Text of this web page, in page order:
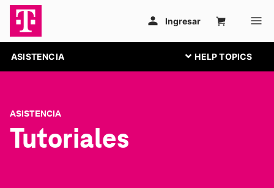
ASISTENCIA
ASISTENCIA
Tutoriales